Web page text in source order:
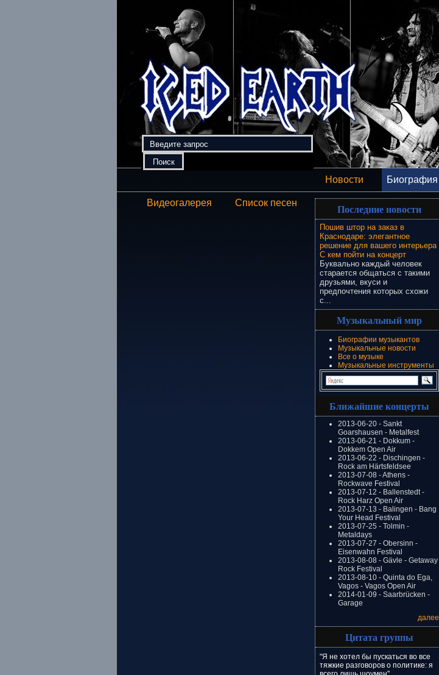
Новости Биография
Видеогалерея Список песен Последние новости
Пошив штор на заказ в
Краснодаре: элегантное
решение для вашего интерьера
С кем пойти на концерт
Буквально каждый человек
старается общаться с такими
друзьями, вкуси и
предпочтения которых схожи
с...
Музыкальный мир
Биографии музыкантов
Музыкальные новости
Все о музыке
Музыкальные инструменты
Ближайшие концерты
2013-06-20 - Sankt
Goarshausen - Metalfest
2013-06-21 - Dokkum -
Dokkem Open Air
2013-06-22 - Dischingen -
Rock am Härtsfeldsee
2013-07-08 - Athens -
Rockwave Festival
2013-07-12 - Ballenstedt -
Rock Harz Open Air
2013-07-13 - Balingen - Bang
Your Head Festival
2013-07-25 - Tolmin -
Metaldays
2013-07-27 - Obersinn -
Eisenwahn Festival
2013-08-08 - Gävle - Getaway
Rock Festival
2013-08-10 - Quinta do Ega,
Vagos - Vagos Open Air
2014-01-09 - Saarbrücken -
Garage
далее
Цитата группы
"Я не хотел бы пускаться во все
тяжкие разговоров о политике: я